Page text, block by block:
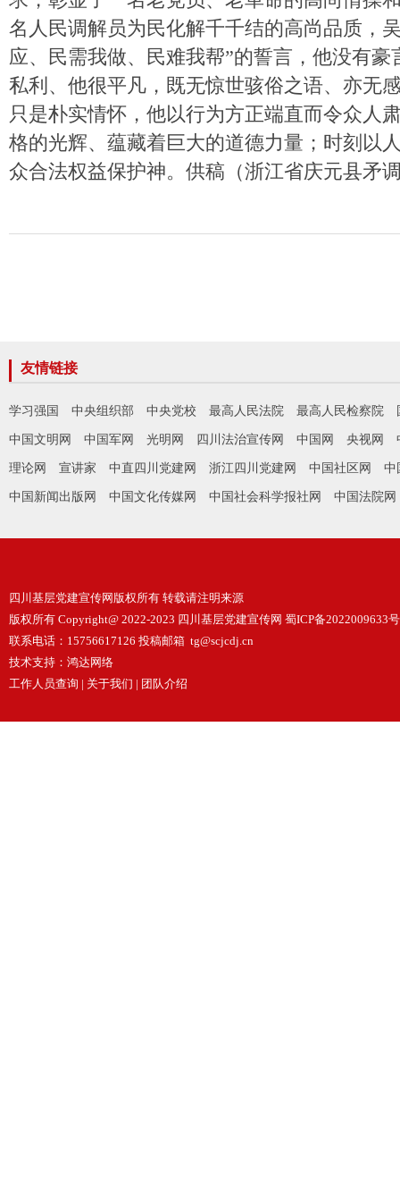
名人民调解员为民化解千千结的高尚品质，
应、民需我做、民难我帮”的誓言，他没有豪
私利、他很平凡，既无惊世骇俗之语、亦无
只是朴实情怀，他以行为方正端直而令众人
格的光辉、蕴藏着巨大的道德力量；时刻以
众合法权益保护神。供稿（浙江省庆元县矛
友情链接
学习强国 中央组织部 中央党校 最高人民法院 最高人民检察院
中国文明网 中国军网 光明网 四川法治宣传网 中国网 央视网
理论网 宣讲家 中直四川党建网 浙江四川党建网 中国社区网 中
中国新闻出版网 中国文化传媒网 中国社会科学报社网 中国法院网
四川基层党建宣传网版权所有 转载请注明来源
版权所有 Copyright@ 2022-2023 四川基层党建宣传网 蜀ICP备2022009633号
联系电话：15756617126 投稿邮箱 tg@scjcdj.cn
技术支持： 鸿达网络
工作人员查询 | 关于我们 | 团队介绍